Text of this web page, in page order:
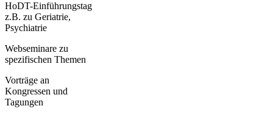
HoDT-Einführungstag
z.B. zu Geriatrie,
Psychiatrie
Webseminare zu
spezifischen Themen
Vorträge an
Kongressen und
Tagungen